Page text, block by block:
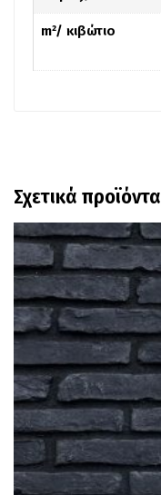
m²/ κιβώτιο
Σχετικά προϊόντα